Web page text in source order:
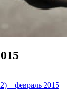
– февраль 2015